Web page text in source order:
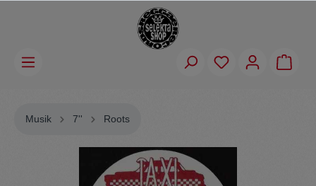
Musik 7'' Roots